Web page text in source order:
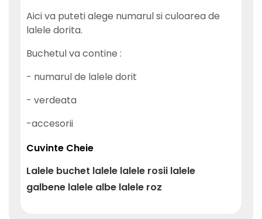
Aici va puteti alege numarul si culoarea de
lalele dorita.
Buchetul va contine :
- numarul de lalele dorit
- verdeata
-accesorii
Cuvinte Cheie
Lalele buchet lalele lalele rosii lalele
galbene lalele albe lalele roz